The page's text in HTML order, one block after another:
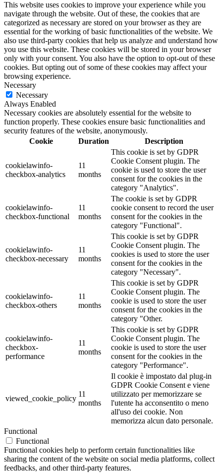
This website uses cookies to improve your experience while you
navigate through the website. Out of these, the cookies that are
categorized as necessary are stored on your browser as they are
essential for the working of basic functionalities of the website. We
also use third-party cookies that help us analyze and understand how
you use this website. These cookies will be stored in your browser
only with your consent. You also have the option to opt-out of these
cookies. But opting out of some of these cookies may affect your
browsing experience.
Necessary
Necessary
Always Enabled
Necessary cookies are absolutely essential for the website to
function properly. These cookies ensure basic functionalities and
security features of the website, anonymously.
Cookie
Duration Description
cookielawinfo-
checkbox-analytics
11
months
This cookie is set by GDPR
Cookie Consent plugin. The
cookie is used to store the user
consent for the cookies in the
category "Analytics".
cookielawinfo-
checkbox-functional
11
months
The cookie is set by GDPR
cookie consent to record the user
consent for the cookies in the
category "Functional".
cookielawinfo-
checkbox-necessary
11
months
This cookie is set by GDPR
Cookie Consent plugin. The
cookies is used to store the user
consent for the cookies in the
category "Necessary".
cookielawinfo-
checkbox-others
11
months
This cookie is set by GDPR
Cookie Consent plugin. The
cookie is used to store the user
consent for the cookies in the
category "Other.
cookielawinfo-
checkbox-
performance
11
months
This cookie is set by GDPR
Cookie Consent plugin. The
cookie is used to store the user
consent for the cookies in the
category "Performance".
viewed_cookie_policy
11
months
Il cookie è impostato dal plug-in
GDPR Cookie Consent e viene
utilizzato per memorizzare se
l'utente ha acconsentito o meno
all'uso dei cookie. Non
memorizza alcun dato personale.
Functional
Functional
Functional cookies help to perform certain functionalities like
sharing the content of the website on social media platforms, collect
feedbacks, and other third-party features.